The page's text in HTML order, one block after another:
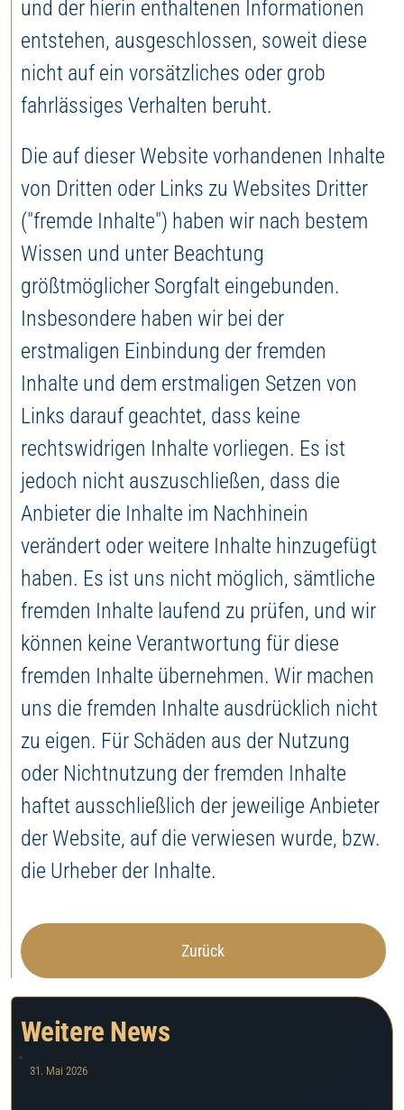
und der hierin enthaltenen Informationen
entstehen, ausgeschlossen, soweit diese
nicht auf ein vorsätzliches oder grob
fahrlässiges Verhalten beruht.
Die auf dieser Website vorhandenen Inhalte
von Dritten oder Links zu Websites Dritter
("fremde Inhalte") haben wir nach bestem
Wissen und unter Beachtung
größtmöglicher Sorgfalt eingebunden.
Insbesondere haben wir bei der
erstmaligen Einbindung der fremden
Inhalte und dem erstmaligen Setzen von
Links darauf geachtet, dass keine
rechtswidrigen Inhalte vorliegen. Es ist
jedoch nicht auszuschließen, dass die
Anbieter die Inhalte im Nachhinein
verändert oder weitere Inhalte hinzugefügt
haben. Es ist uns nicht möglich, sämtliche
fremden Inhalte laufend zu prüfen, und wir
können keine Verantwortung für diese
fremden Inhalte übernehmen. Wir machen
uns die fremden Inhalte ausdrücklich nicht
zu eigen. Für Schäden aus der Nutzung
oder Nichtnutzung der fremden Inhalte
haftet ausschließlich der jeweilige Anbieter
der Website, auf die verwiesen wurde, bzw.
die Urheber der Inhalte.
Zurück
Weitere News
31. Mai 2026